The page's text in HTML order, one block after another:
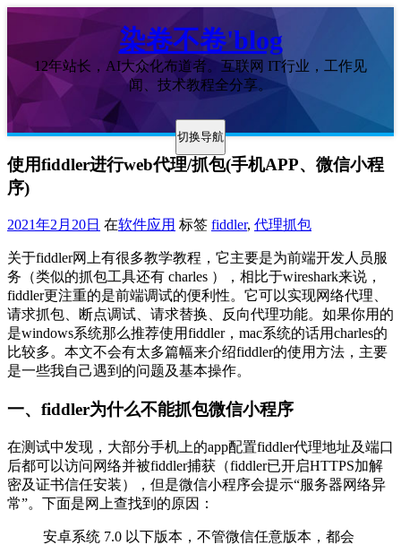
染卷不卷'blog
12年站长，AI大众化布道者。互联网 IT行业，工作见
闻、技术教程全分享。
切换导航
使用fiddler进行web代理/抓包(手机APP、微信小程
序)
2021年2月20日 在软件应用 标签 fiddler, 代理抓包
关于fiddler网上有很多教学教程，它主要是为前端开发人员服
务（类似的抓包工具还有 charles ），相比于wireshark来说，
fiddler更注重的是前端调试的便利性。它可以实现网络代理、
请求抓包、断点调试、请求替换、反向代理功能。如果你用的
是windows系统那么推荐使用fiddler，mac系统的话用charles的
比较多。本文不会有太多篇幅来介绍fiddler的使用方法，主要
是一些我自己遇到的问题及基本操作。
一、fiddler为什么不能抓包微信小程序
在测试中发现，大部分手机上的app配置fiddler代理地址及端口
后都可以访问网络并被fiddler捕获（fiddler已开启HTTPS加解
密及证书信任安装），但是微信小程序会提示“服务器网络异
常”。下面是网上查找到的原因：
安卓系统 7.0 以下版本，不管微信任意版本，都会